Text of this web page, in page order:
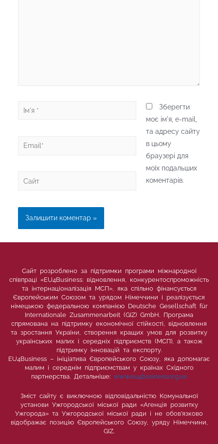
Ім'я
Email*
Сайт
Зберегти
моє ім'я, e-mail,
та адресу сайту
в цьому
браузері для
моїх подальших
коментарів.
Сайт розроблено за підтримки програми міжнародної
співпраці «EU4Business: відновлення, конкурентоспроможність
та інтернаціоналізація МСП», яка спільно фінансується
Європейським Союзом та урядом Німеччини і реалізується
німецькою федеральною компанією Deutsche Gesellschaft für
Internationale Zusammenarbeit (GIZ) GmbH. Програма
спрямована на підтримку економічної стійкості, відновлення
та зростання України, створення кращих умов для розвитку
українських малих і середніх підприємств (МСП), а також
підтримку інновацій та експорту.
EU4Business – ініціатива Європейського Союзу, яка допомагає
малим і середнім підприємствам у країнах Східного
партнерства. Детальніше: www.eu4business.org.ua
Зміст сайту є виключною відповідальністю Комунальної
установи Ужгородської міської ради «Агенція розвитку
Ужгорода» та Ужгородської міської ради і не обов’язково
відображає позицію Європейського Союзу, уряду Німеччини,
GIZ.